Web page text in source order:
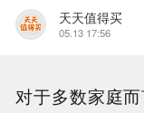
天天值得买
05.13 17:56
对于多数家庭